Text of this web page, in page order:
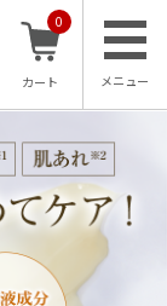
0
カート